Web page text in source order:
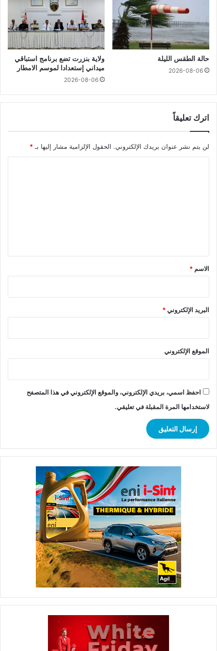
حالة الطقس الليلة
2026-08-06
ولاية بنزرت تضع برنامج استباقي
ميداني إستعدادا لموسم الامطار
2026-08-06
اترك تعليقاً
لن يتم نشر عنوان بريدك الإلكتروني. الحقول الإلزامية مشار إليها بـ *
*
الاسم *
البريد الإلكتروني*
الموقع الإلكتروني
احفظ اسمي، بريدي الإلكتروني، والموقع الإلكتروني في هذا المتصفح
لاستخدامها المرة المقبلة في تعليقي.